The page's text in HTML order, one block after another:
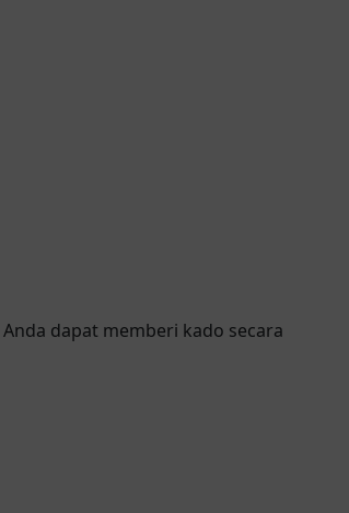
dapat memberi kado secara